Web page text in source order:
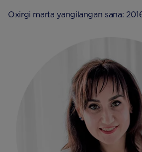
Oxirgi marta yangilangan sana: